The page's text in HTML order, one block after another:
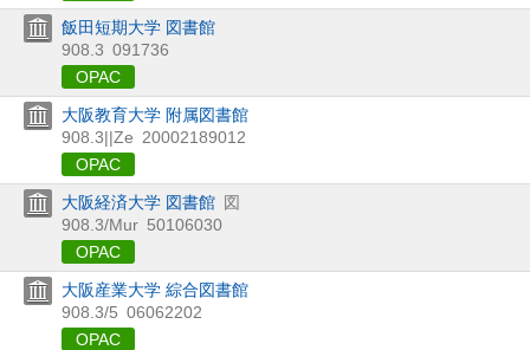
飯田短期大学 図書館
908.3 091736
OPAC
大阪教育大学 附属図書館
908.3||Ze 20002189012
OPAC
大阪経済大学 図書館 図
908.3/Mur 50106030
OPAC
大阪産業大学 綜合図書館
908.3/5 06062202
OPAC